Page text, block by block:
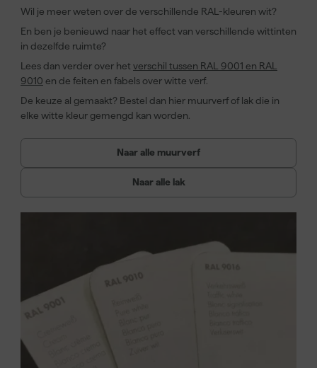
Wil je meer weten over de verschillende RAL-kleuren wit?
En ben je benieuwd naar het effect van verschillende wittinten
in dezelfde ruimte?
Lees dan verder over het verschil tussen RAL 9001 en RAL
9010 en de feiten en fabels over witte verf.
De keuze al gemaakt? Bestel dan hier muurverf of lak die in
elke witte kleur gemengd kan worden.
Naar alle muurverf
Naar alle lak